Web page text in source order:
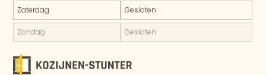
Zaterdag Gesloten
Zondag Gesloten